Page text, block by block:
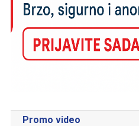
Promo video